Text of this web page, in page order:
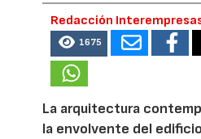
Redacción
1675
La arquitectura
la envolvente del